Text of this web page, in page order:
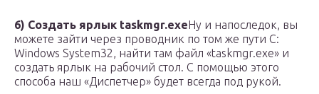
6) Создать ярлык taskmgr.exeНу и напоследок, вы
можете зайти через проводник по том же пути C:
Windows System32, найти там файл «taskmgr.exe» и
создать ярлык на рабочий стол. С помощью этого
способа наш «Диспетчер» будет всегда под рукой.